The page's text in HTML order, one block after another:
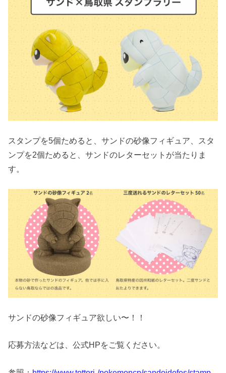
スタンプを5個ためると、サンドの砂像フィギュア、スタ
ンプを2個ためると、サンドのレターセットが当たりま
す。
サンドの砂像フィギュア欲しい〜！！
応募方法などは、公式HPをご覧ください。